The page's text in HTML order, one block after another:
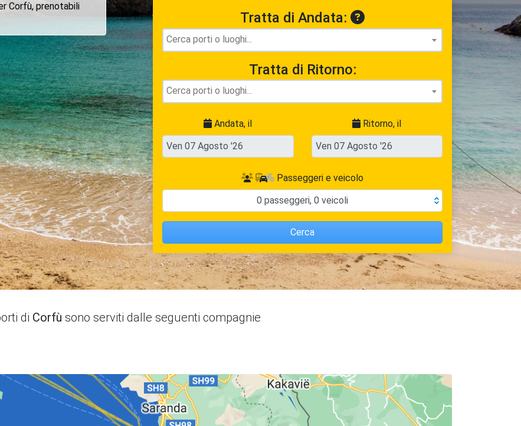
Corfù, prenotabili
Tratta di Andata:
Tratta di Ritorno:
Andata, il Ritorno, il
Passeggeri e veicolo
0 passeggeri, 0 veicoli
Cerca
di Corfù sono serviti dalle seguenti compagnie